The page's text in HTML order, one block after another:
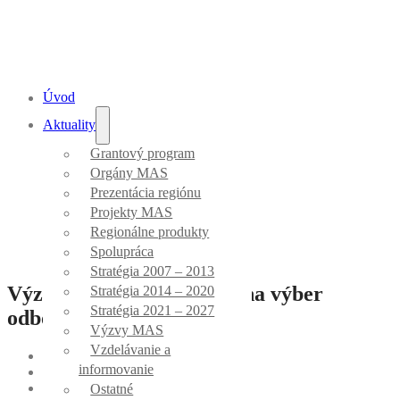
Úvod
Aktuality
Grantový program
Orgány MAS
Prezentácia regiónu
Projekty MAS
Regionálne produkty
Spolupráca
Stratégia 2007 – 2013
Stratégia 2014 – 2020
Stratégia 2021 – 2027
Výzvy MAS
Vzdelávanie a
informovanie
Ostatné
Odborní hodnotitelia
Úvod/Odborní hodnotitelia
Výzva č. 4/MAS_063/OH na výber
odborných hodnotiteľov
Stav:
uzavretá
Dátum vyhlásenia:20.07.2021
Dátum uzavretia: